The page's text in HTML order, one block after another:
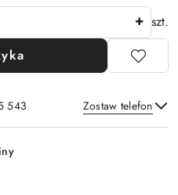
szt.
543 Zostaw telefon